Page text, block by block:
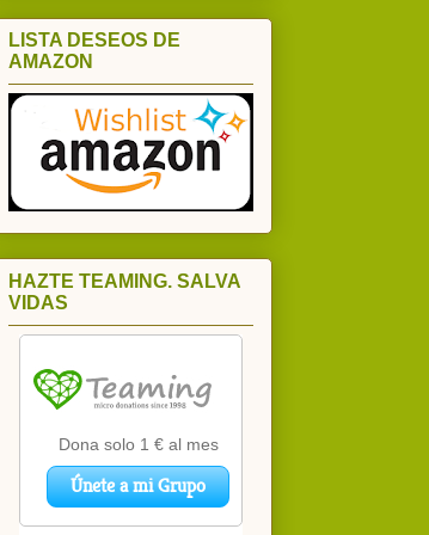
LISTA DESEOS DE
AMAZON
HAZTE TEAMING. SALVA
VIDAS